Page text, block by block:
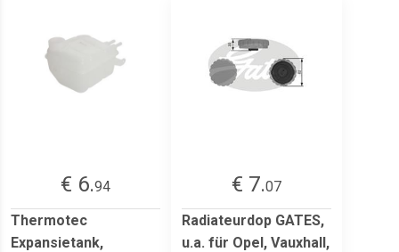
€ 6.94
Thermotec
Expansietank,
€ 7.07
Radiateurdop GATES,
u.a. für Opel, Vauxhall,